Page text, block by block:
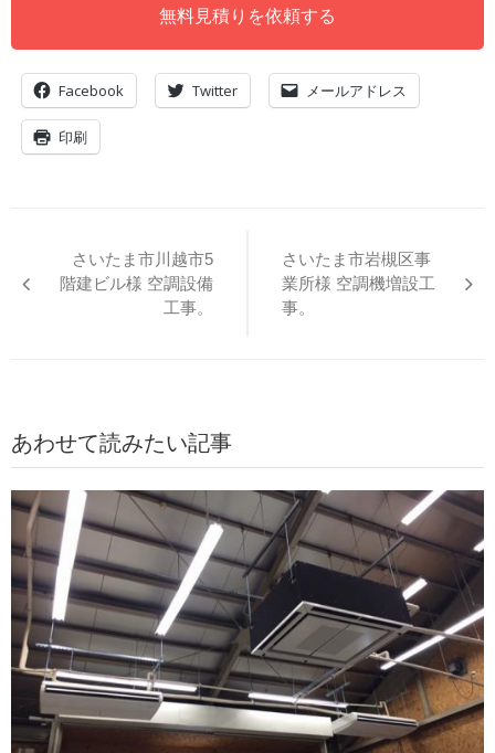
無料見積りを依頼する
Facebook Twitter メールアドレス
印刷
ナ
ョ
ン
さいたま市川越市5
階建ビル様 空調設備
工事。
さいたま市岩槻区事
業所様 空調機増設工
事。
あわせて読みたい記事